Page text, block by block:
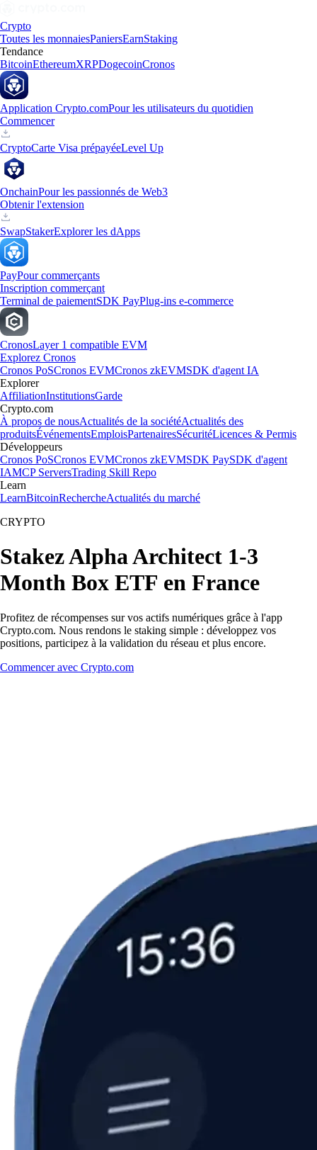
Crypto
Toutes les monnaiesPaniersEarnStaking
Tendance
BitcoinEthereumXRPDogecoinCronos
Application Crypto.comPour les utilisateurs du quotidien
Commencer
CryptoCarte Visa prépayéeLevel Up
OnchainPour les passionnés de Web3
Obtenir l'extension
SwapStakerExplorer les dApps
PayPour commerçants
Inscription commerçant
Terminal de paiementSDK PayPlug-ins e-commerce
CronosLayer 1 compatible EVM
Explorez Cronos
Cronos PoSCronos EVMCronos zkEVMSDK d'agent IA
Explorer
AffiliationInstitutionsGarde
Crypto.com
À propos de nousActualités de la sociétéActualités des
produitsÉvénementsEmploisPartenairesSécuritéLicences & Permis
Développeurs
Cronos PoSCronos EVMCronos zkEVMSDK PaySDK d'agent
IAMCP ServersTrading Skill Repo
Learn
LearnBitcoinRechercheActualités du marché
CRYPTO
Stakez Alpha Architect 1-3
Month Box ETF en France
Profitez de récompenses sur vos actifs numériques grâce à l'app
Crypto.com. Nous rendons le staking simple : développez vos
positions, participez à la validation du réseau et plus encore.
Commencer avec Crypto.com